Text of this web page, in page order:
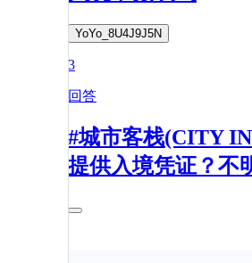
YoYo_8U4J9J5N
3
回答
#城市客栈(CITY
提供入境凭证？不